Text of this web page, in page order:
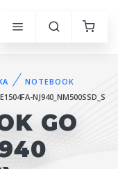
NOTEBOOK
E1504FA-NJ940_NM500SSD_S
GO